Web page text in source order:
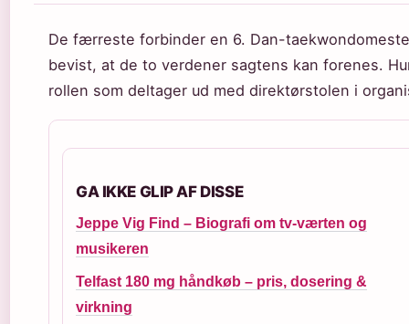
De færreste forbinder en 6. Dan-
bevist, at de to verdener sagtens kan forenes.
rollen som deltager ud med direktørstolen i
GA IKKE GLIP AF DISSE
Jeppe Vig Find – Biografi om tv-værten og
musikeren
Telfast 180 mg håndkøb – pris, dosering &
virkning